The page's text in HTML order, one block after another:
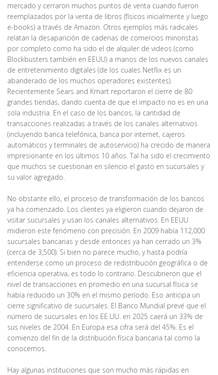
mercado y cerraron muchos puntos de venta cuando fueron
reemplazados por la venta de libros (físicos inicialmente y luego
e-books) a través de Amazon. Otros ejemplos más radicales
relatan la desaparición de cadenas de comercios minoristas
por completo como ha sido el de alquiler de videos (como
Blockbusters también en EEUU) a manos de los nuevos canales
de entretenimiento digitales (de los cuales Netflix es un
abanderado de los muchos operadores existentes).
Recientemente Sears and Kmart reportaron el cierre de 80
grandes tiendas, dando cuenta de que el impacto no es en una
sola industria. En el caso de los bancos, la cantidad de
transacciones realizadas a través de los canales alternativos
(incluyendo banca telefónica, banca por internet, cajeros
automáticos y terminales de autoservicio) ha crecido de manera
impresionante en los últimos 10 años. Tal ha sido el crecimiento
que muchos se cuestionan en silencio el gasto en sucursales y
su valor agregado.
No obstante ello, el proceso de transformación de los bancos
ya ha comenzado. Los clientes ya eligieron cuando dejaron de
visitar sucursales y usan los canales alternativos. En EEUU
midieron este fenómeno con precisión. En 2009 había 112,000
sucursales bancarias y desde entonces ya han cerrado un 3%
(cerca de 3,500). Si bien no parece mucho, y hasta podría
entenderse como un proceso de redistribución geográfica o de
eficiencia operativa, es todo lo contrario. Descubrieron que el
nivel de transacciones en promedio en una sucursal física se
había reducido un 30% en el mismo período. Eso anticipa un
cierre significativo de sucursales. El Banco Mundial prevé que el
número de sucursales en los EE.UU. en 2025 caerá un 33% de
sus niveles de 2004. En Europa esa cifra será del 45%. Es el
comienzo del fin de la distribución física bancaria tal como la
conocemos.
Hay algunas instituciones que son mucho más rápidas en